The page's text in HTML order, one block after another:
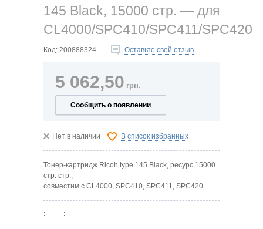
145 Black, 15000 стр. — для
CL4000/SPC410/SPC411/SPC420
Код: 200888324 Оставьте свой отзыв
5 062,50 грн.
Сообщить о появлении
Нет в наличии В список избранных
Тонер-картридж Ricoh type 145 Black, ресурс 15000
стр. стр.,
совместим с CL4000, SPC410, SPC411, SPC420
: :